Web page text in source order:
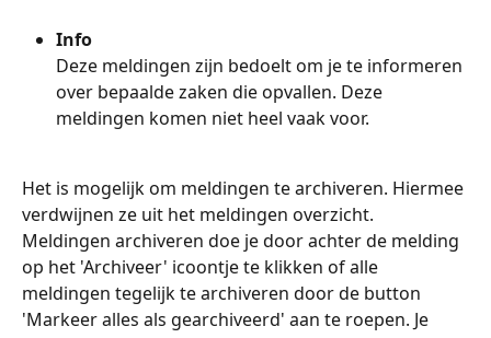
Info
Deze meldingen zijn bedoelt om je te informeren
over bepaalde zaken die opvallen. Deze
meldingen komen niet heel vaak voor.
Het is mogelijk om meldingen te archiveren. Hiermee
verdwijnen ze uit het meldingen overzicht.
Meldingen archiveren doe je door achter de melding
op het 'Archiveer' icoontje te klikken of alle
meldingen tegelijk te archiveren door de button
'Markeer alles als gearchiveerd' aan te roepen. Je